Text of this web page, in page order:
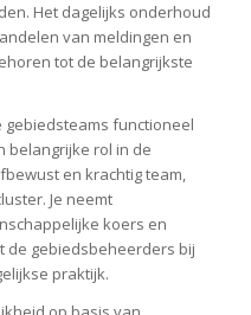
Het dagelijks onderhoud
van meldingen en
tot de belangrijkste
functioneel
belangrijke rol in de
en krachtig team,
Je neemt
koers en
de gebiedsbeheerders bij
praktijk.